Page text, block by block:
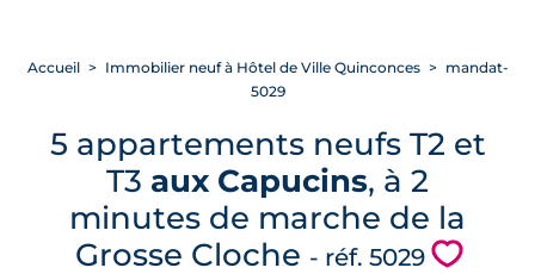
Accueil Immobilier neuf à Hôtel de Ville Quinconces
mandat-
5029
5 appartements neufs T2 et
T3 aux Capucins, à 2
minutes de marche de la
Grosse Cloche - réf. 5029 💗